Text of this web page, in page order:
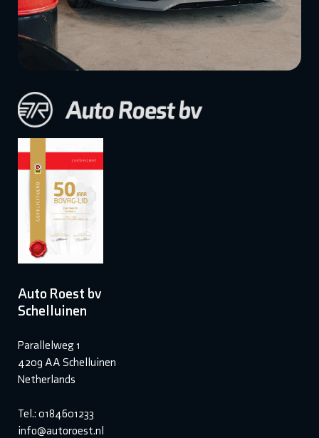
Auto Roest bv
Schelluinen
Parallelweg 1
4209 AA Schelluinen
Netherlands
Tel.: 0184601233
info@autoroest.nl